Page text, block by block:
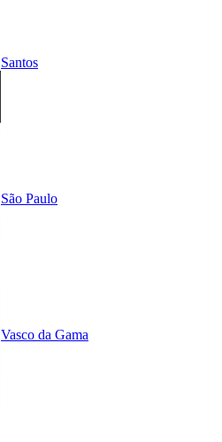
Santos
São Paulo
Vasco da Gama